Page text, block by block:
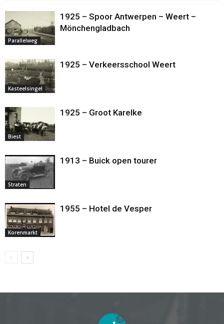
Parallelweg
1925 – Spoor Antwerpen – Weert –
Mönchengladbach
Kasteelsingel
1925 – Verkeersschool Weert
Biest
1925 – Groot Karelke
Straten
1913 – Buick open tourer
Korenmarkt
1955 – Hotel de Vesper